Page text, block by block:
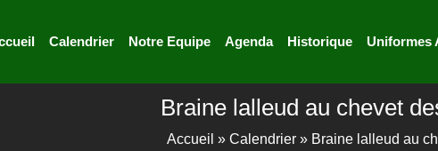
Calendrier Notre Equipe Agenda Historique Uniformes
Braine lalleud au chevet
Accueil » Calendrier» Braine lalleud au